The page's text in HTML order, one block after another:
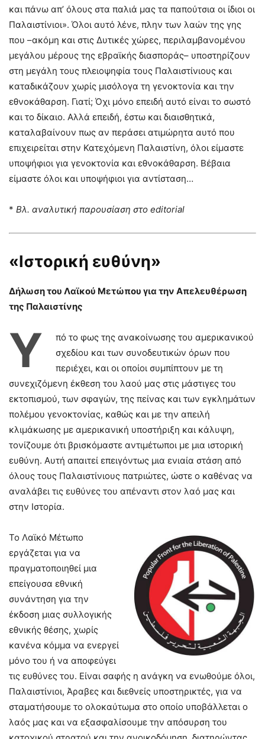
και πάνω απ’ όλους στα παλιά μας τα παπούτσια οι ίδιοι οι
Παλαιστίνιοι». Όλοι αυτό λένε, πλην των λαών της γης
που –ακόμη και στις Δυτικές χώρες, περιλαμβανομένου
μεγάλου μέρους της εβραϊκής διασποράς– υποστηρίζουν
στη μεγάλη τους πλειοψηφία τους Παλαιστίνιους και
καταδικάζουν χωρίς μισόλογα τη γενοκτονία και την
εθνοκάθαρση. Γιατί; Όχι μόνο επειδή αυτό είναι το σωστό
και το δίκαιο. Αλλά επειδή, έστω και διαισθητικά,
καταλαβαίνουν πως αν περάσει ατιμώρητα αυτό που
επιχειρείται στην Κατεχόμενη Παλαιστίνη, όλοι είμαστε
υποψήφιοι για γενοκτονία και εθνοκάθαρση. Βέβαια
είμαστε όλοι και υποψήφιοι για αντίσταση…
* Βλ. αναλυτική παρουσίαση στο editorial
«Ιστορική ευθύνη»
Δήλωση του Λαϊκού Μετώπου για την Απελευθέρωση
της Παλαιστίνης
Υ
πό το φως της ανακοίνωσης του αμερικανικού
σχεδίου και των συνοδευτικών όρων που
περιέχει, και οι οποίοι συμπίπτουν με τη
συνεχιζόμενη έκθεση του λαού μας στις μάστιγες του
εκτοπισμού, των σφαγών, της πείνας και των εγκλημάτων
πολέμου γενοκτονίας, καθώς και με την απειλή
κλιμάκωσης με αμερικανική υποστήριξη και κάλυψη,
τονίζουμε ότι βρισκόμαστε αντιμέτωποι με μια ιστορική
ευθύνη. Αυτή απαιτεί επειγόντως μια ενιαία στάση από
όλους τους Παλαιστίνιους πατριώτες, ώστε ο καθένας να
αναλάβει τις ευθύνες του απέναντι στον λαό μας και
στην Ιστορία.
Το Λαϊκό Μέτωπο
εργάζεται για να
πραγματοποιηθεί μια
επείγουσα εθνική
συνάντηση για την
έκδοση μιας συλλογικής
εθνικής θέσης, χωρίς
κανένα κόμμα να ενεργεί
μόνο του ή να αποφεύγει
τις ευθύνες του. Είναι σαφής η ανάγκη να ενωθούμε όλοι,
Παλαιστίνιοι, Άραβες και διεθνείς υποστηρικτές, για να
σταματήσουμε το ολοκαύτωμα στο οποίο υποβάλλεται ο
λαός μας και να εξασφαλίσουμε την απόσυρση του